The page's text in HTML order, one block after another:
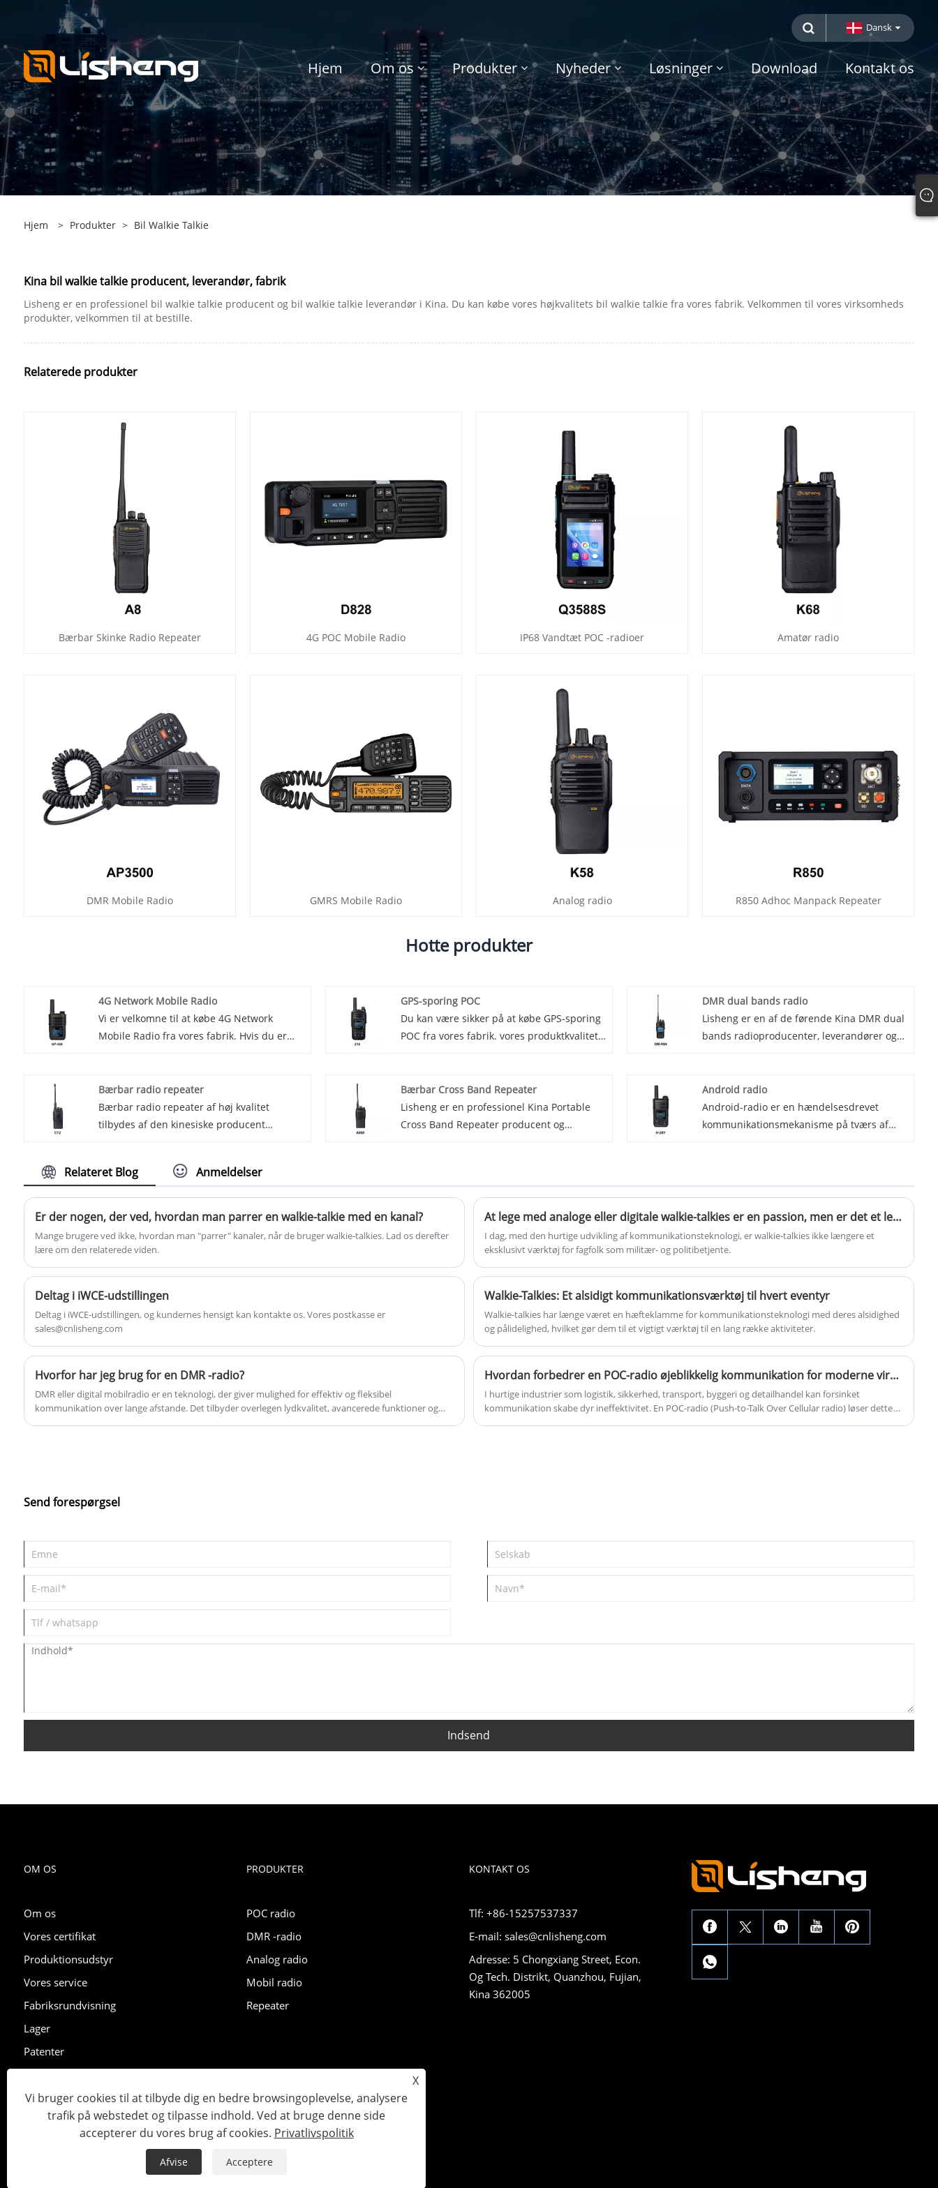
Dansk
Hjem Om os Produkter Nyheder Løsninger Download Kontakt os
Hjem > Produkter > Bil Walkie Talkie
Kina bil walkie talkie producent, leverandør, fabrik
Lisheng er en professionel bil walkie talkie producent og bil walkie talkie leverandør i Kina. Du kan købe vores højkvalitets bil walkie talkie fra vores fabrik. Velkommen til vores virksomheds
produkter, velkommen til at bestille.
Relaterede produkter
Bærbar Skinke Radio Repeater 4G POC Mobile Radio IP68 Vandtæt POC -radioer Amatør radio
DMR Mobile Radio GMRS Mobile Radio Analog radio R850 Adhoc Manpack Repeater
Hotte produkter
4G Network Mobile Radio
Vi er velkomne til at købe 4G Network
Mobile Radio fra vores fabrik. Hvis du er
nyeste innovation inden for
kommunikationsteknologi - 4G Network
Mobile Radio. Denne avancerede enhed
pålideligheden af ​​4G-netværksforbindelse,
kommunikationsløsning for virksomheder
GPS-sporing POC
Du kan være sikker på at købe GPS-sporing
POC fra vores fabrik. vores produktkvalitet
- GPS Tracking POC (Proof of Concept).
Denne banebrydende enhed leverer
uovertruffen nøjagtighed og pålidelighed,
DMR dual bands radio
Lisheng er en af ​​de førende Kina DMR dual
bands radioproducenter, leverandører og
ultimative løsning til pålidelig, effektiv
digital stemme- og datakommunikation.
Dette banebrydende system er designet til
Bærbar radio repeater
Bærbar radio repeater af høj kvalitet
tilbydes af den kinesiske producent
Bærbar Cross Band Repeater
Lisheng er en professionel Kina Portable
Cross Band Repeater producent og
Android radio
Android-radio er en hændelsesdrevet
kommunikationsmekanisme på tværs af
kerne består af udsendelser, broadcast-
modtagere og hensigter, der opererer i en
udgive-abonner-model.
Relateret Blog Anmeldelser
Er der nogen, der ved, hvordan man parrer en walkie-talkie med en kanal?
Mange brugere ved ikke, hvordan man "parrer" kanaler, når de bruger walkie-talkies. Lad os derefter
lære om den relaterede viden.
At lege med analoge eller digitale walkie-talkies er en passion, men er det et levebrød at bruge offentlige netværks walkie-talkies?
I dag, med den hurtige udvikling af kommunikationsteknologi, er walkie-talkies ikke længere et
eksklusivt værktøj for fagfolk som militær- og politibetjente.
Deltag i iWCE-udstillingen
Deltag i iWCE-udstillingen, og kundernes hensigt kan kontakte os. Vores postkasse er
sales@cnlisheng.com
Walkie-Talkies: Et alsidigt kommunikationsværktøj til hvert eventyr
Walkie-talkies har længe været en hæfteklamme for kommunikationsteknologi med deres alsidighed
og pålidelighed, hvilket gør dem til et vigtigt værktøj til en lang række aktiviteter.
Hvorfor har jeg brug for en DMR -radio?
DMR eller digital mobilradio er en teknologi, der giver mulighed for effektiv og fleksibel
kommunikation over lange afstande. Det tilbyder overlegen lydkvalitet, avancerede funktioner og
Hvordan forbedrer en POC-radio øjeblikkelig kommunikation for moderne virksomheder?
I hurtige industrier som logistik, sikkerhed, transport, byggeri og detailhandel kan forsinket
kommunikation skabe dyr ineffektivitet. En POC-radio (Push-to-Talk Over Cellular radio) løser dette
Send forespørgsel
Indsend
OM OS
Om os
Vores certifikat
Produktionsudstyr
Vores service
Fabriksrundvisning
Lager
Patenter
PRODUKTER
POC radio
DMR -radio
Analog radio
Mobil radio
Repeater
KONTAKT OS
Tlf: +86-15257537337
E-mail: sales@cnlisheng.com
Adresse: 5 Chongxiang Street, Econ.
Og Tech. Distrikt, Quanzhou, Fujian,
Kina 362005
Copyright © 2023 Lisheng Communications Co., Ltd. Alle rettigheder forbeholdes.
XML Privatlivspolitik
X
Vi bruger cookies til at tilbyde dig en bedre browsingoplevelse, analysere
trafik på webstedet og tilpasse indhold. Ved at bruge denne side
accepterer du vores brug af cookies. Privatlivspolitik
Afvise Acceptere